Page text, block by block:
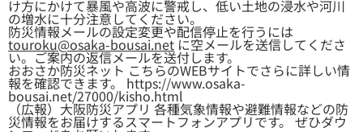
け方にかけて暴風や高波に警戒し、低い土地の浸水や河川
の増水に十分注意してください。
防災情報メールの設定変更や配信停止を行うには
touroku@osaka-bousai.netに空メールを送信してくださ
い。ご案内の返信メールを送付します。
おおさか防災ネット こちらのWEBサイトでさらに詳しい情
報を確認できます。 https://www.osaka-
bousai.net/27000/kisho.html
（広報）大阪防災アプリ 各種気象情報や避難情報などの防
災情報をお届けするスマートフォンアプリです。 ぜひダウ